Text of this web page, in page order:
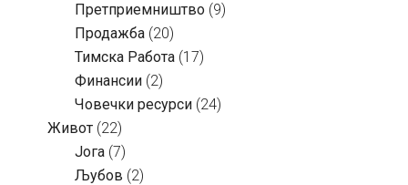
Претприемништво (9)
Продажба (20)
Тимска Работа (17)
Финансии (2)
Човечки ресурси (24)
Живот (22)
Јога (7)
Љубов (2)